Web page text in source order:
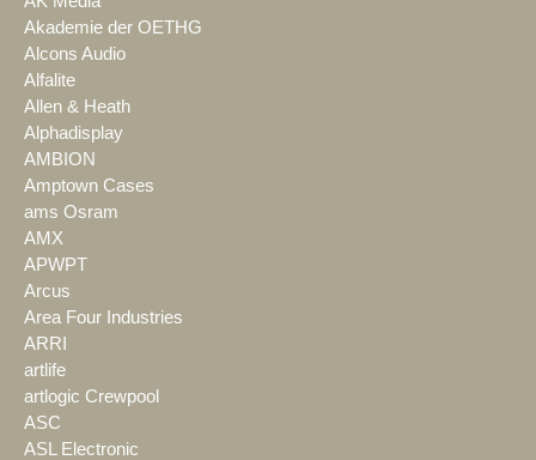
Akademie der OETHG
Alcons Audio
Alfalite
Allen & Heath
Alphadisplay
AMBION
Amptown Cases
ams Osram
AMX
APWPT
Arcus
Area Four Industries
ARRI
artlife
artlogic Crewpool
ASC
ASL Electronic